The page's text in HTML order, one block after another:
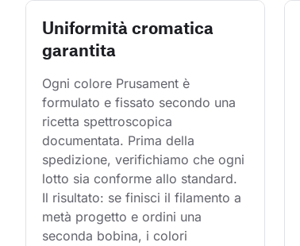
Uniformità cromatica
garantita
Ogni colore Prusament è
formulato e fissato secondo una
ricetta spettroscopica
documentata. Prima della
spedizione, verifichiamo che ogni
lotto sia conforme allo standard.
Il risultato: se finisci il filamento a
metà progetto e ordini una
seconda bobina, i colori